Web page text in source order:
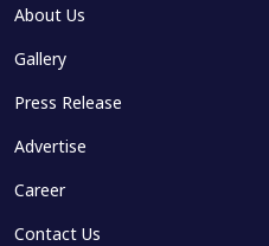
About Us
Gallery
Press Release
Advertise
Career
Contact Us